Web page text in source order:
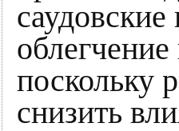
облегчение
поскольку
снизить